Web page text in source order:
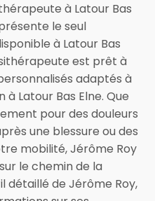
à Latour Bas
le seul
à Latour Bas
est prêt à
adaptés à
Latour Bas Elne. Que
pour des douleurs
une blessure ou des
mobilité, Jérôme Roy
le chemin de la
détaillé de Jérôme Roy,